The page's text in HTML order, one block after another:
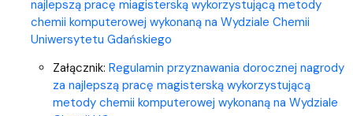
najlepszą pracę miagisterską wykorzystującą metody
chemii komputerowej wykonaną na Wydziale Chemii
Uniwersytetu Gdańskiego
Załącznik: Regulamin przyznawania dorocznej nagrody
za najlepszą pracę magisterską wykorzystującą
metody chemii komputerowej wykonaną na Wydziale